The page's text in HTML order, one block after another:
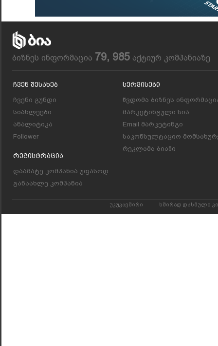
ბიზნეს ინფორმაცია 79, 985 აქტიურ კომპანიაზე
Ჩვენ Შესახებ
ჩვენი გუნდი
სიახლეები
ანალიტიკა
Follower
Რეგისტრაცია
დაამატე კომპანია უფასოდ
განაახლე კომპანია
Სერვისები
წვდომა ბიზნეს
მარკეტინგული სია
Email მარკეტინგი
საკონსულტაციო
რეკლამა ბიაში
უკუკავშირი ხშირად დასმული